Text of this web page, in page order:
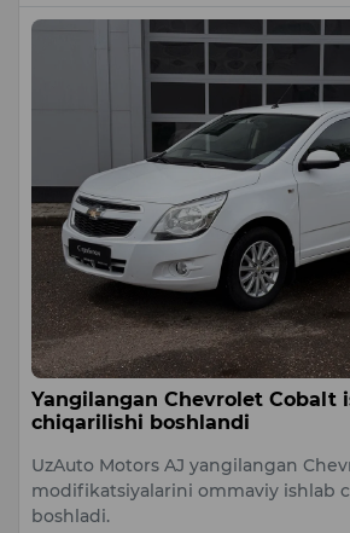
Yangilangan Chevrolet Cobalt
chiqarilishi boshlandi
UzAuto Motors AJ yangilangan
modifikatsiyalarini ommaviy ishlab
boshladi.